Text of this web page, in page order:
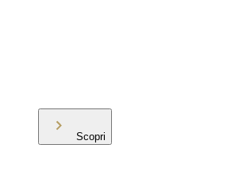
Scopri